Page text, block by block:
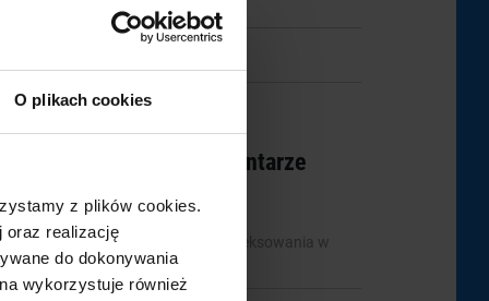
O plikach cookies
z plików cookies.
oraz realizację
do dokonywania
wykorzystuje również
Najnowsze komentarze
mbridge
Statystyki indeksowania w
Google Search Console